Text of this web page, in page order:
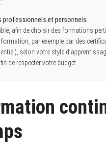
et personnels
afin de choisir des formations
par exemple par des
selon votre style
de respecter votre budget.